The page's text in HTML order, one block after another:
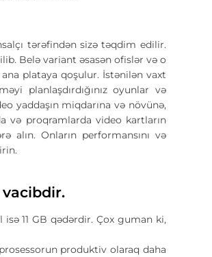
tərəfindən sizə təqdim edilir.
Belə variant əsasən ofislər və o
plataya qoşulur. İstənilən vaxt
planlaşdırdığınız oyunlar və
yaddaşın miqdarına və növünə,
və proqramlarda video kartların
alın. Onların performansını və
11 GB qədərdir. Çox guman ki,
produktiv olaraq daha